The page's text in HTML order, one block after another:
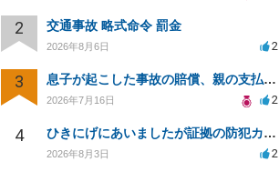
2 交通事故 略式命令 罰金
2026年8月6日 2
3 息子が起こした事故の賠償、親の支払義務と対策は？
2026年7月16日 2
4 ひきにげにあいましたが証拠の防犯カメラがうつってない
2026年8月3日 2